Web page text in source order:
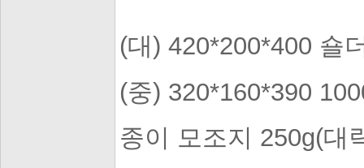
(대) 420*200*400 숄
(중) 320*160*390
종이 모조지 250g(대